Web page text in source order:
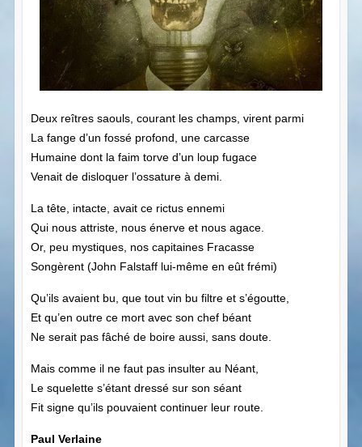
Deux reîtres saouls, courant les champs, virent parmi
La fange d’un fossé profond, une carcasse
Humaine dont la faim torve d’un loup fugace
Venait de disloquer l’ossature à demi.
La tête, intacte, avait ce rictus ennemi
Qui nous attriste, nous énerve et nous agace.
Or, peu mystiques, nos capitaines Fracasse
Songèrent (John Falstaff lui-même en eût frémi)
Qu’ils avaient bu, que tout vin bu filtre et s’égoutte,
Et qu’en outre ce mort avec son chef béant
Ne serait pas fâché de boire aussi, sans doute.
Mais comme il ne faut pas insulter au Néant,
Le squelette s’étant dressé sur son séant
Fit signe qu’ils pouvaient continuer leur route.
Paul Verlaine